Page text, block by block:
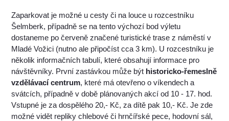
Zaparkovat je možné u cesty či na louce u rozcestníku
Šelmberk, případně se na tento výchozí bod výletu
dostaneme po červeně značené turistické trase z náměstí v
Mladé Vožici (nutno ale připočíst cca 3 km). U rozcestníku je
několik informačních tabulí, které obsahují informace pro
návštěvníky. První zastávkou může být historicko-řemeslně
vzdělávací centrum, které má otevřeno o víkendech a
svátcích, případně v době plánovaných akcí od 10 - 17. hod.
Vstupné je za dospělého 20,- Kč, za dítě pak 10,- Kč. Je zde
možné vidět repliky chlebové či hrnčířské pece, hodovní sál,